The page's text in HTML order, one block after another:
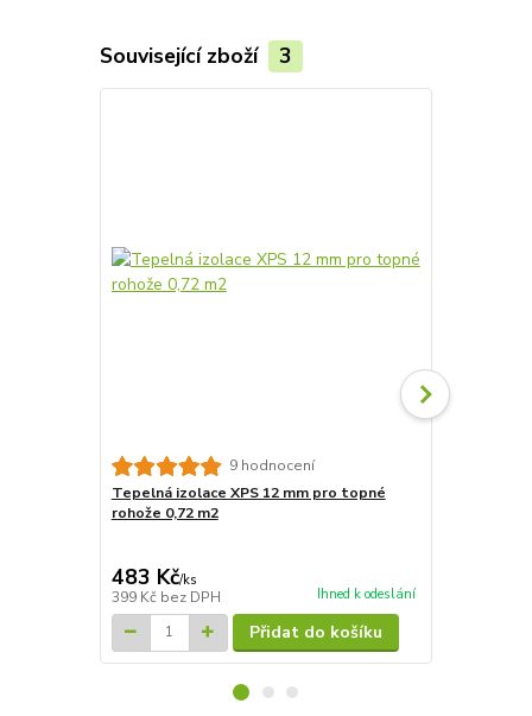
Související zboží 3
9 hodnocení
Tepelná izolace XPS 12 mm pro topné
rohože 0,72 m2
483 Kč/ks
399 Kč bez DPH Ihned k odeslání
Přidat do košíku